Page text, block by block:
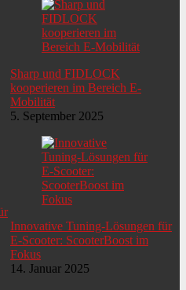
Sharp und FIDLOCK
kooperieren im Bereich E-
Mobilität
5. September 2025
Innovative Tuning-Lösungen für
E-Scooter: ScooterBoost im
Fokus
14. Januar 2025